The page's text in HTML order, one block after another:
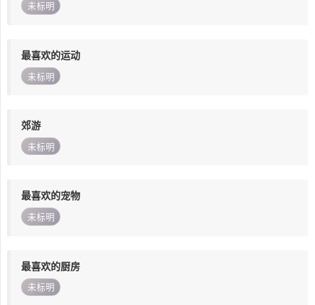
未标明
最喜欢的运动
未标明
郊游
未标明
最喜欢的宠物
未标明
最喜欢的厨房
未标明